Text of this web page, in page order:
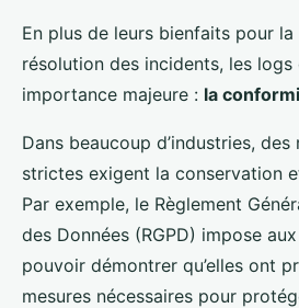
En plus de leurs bienfaits pour
résolution des incidents, les
importance majeure : la
Dans beaucoup d’industries,
strictes exigent la conservation
Par exemple, le Règlement
des Données (RGPD) impose
pouvoir démontrer qu’elles ont
mesures nécessaires pour